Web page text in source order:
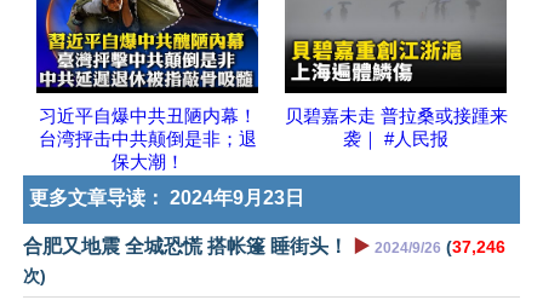
习近平自爆中共丑陋内幕！
台湾抨击中共颠倒是非；退
保大潮！
贝碧嘉未走 普拉桑或接踵来
袭｜ #人民报
更多文章导读： 2024年9月23日
合肥又地震 全城恐慌 搭帐篷 睡街头！ ▶️ 2024/9/26 (37,246
次)